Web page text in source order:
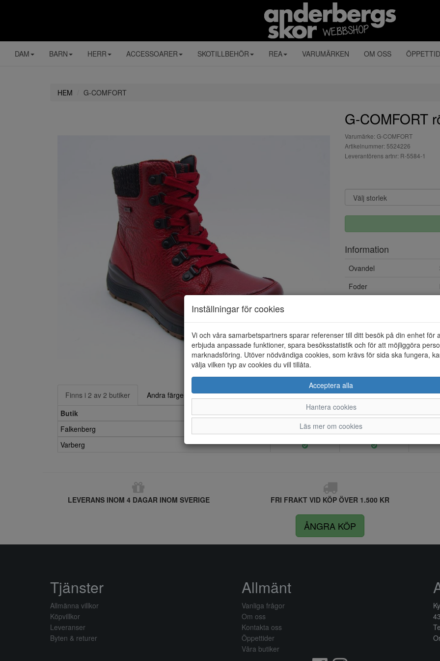
DAM BARN HERR ACCESSOARER SKOTILLBEHÖR REA VARUMÄRKEN OM OSS
HEM G-COMFORT
G-COMFORT
Varumärke: G-COMFORT
Artikelnummer: 5524226
Leverantörens artnr: R-5584-1
Information
Ovandel
Foder
Övrigt
Löstagbar innersula
Finns i 2 av 2 butiker
Andra färger
Butik
37 38
Falkenberg
Varberg
LEVERANS INOM 4 DAGAR INOM SVERIGE FRI FRAKT VID KÖP ÖVER 1.500 KR
ÅNGRA KÖP
Inställningar för cookies
Vi och våra samarbetspartners sparar referenser till ditt besök på din enhet för
erbjuda anpassade funktioner, spara besöksstatistik och för att möjliggöra
marknadsföring. Utöver nödvändiga cookies, som krävs för sida ska fungera,
välja vilken typ av cookies du vill tillåta.
Acceptera alla
Hantera cookies
Läs mer om cookies
Tjänster
Allmänna villkor
Köpvillkor
Leveranser
Byten & returer
Allmänt
Vanliga frågor
Om oss
Kontakta oss
Öppettider
Våra butiker